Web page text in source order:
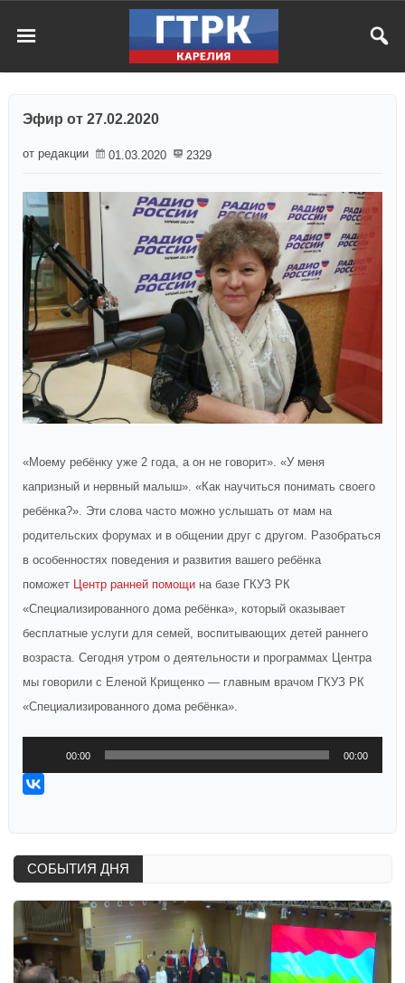
Эфир от 27.02.2020
от редакции 01.03.2020 2329
«Моему ребёнку уже 2 года, а он не говорит». «У меня
капризный и нервный малыш». «Как научиться понимать своего
ребёнка?». Эти слова часто можно услышать от мам на
родительских форумах и в общении друг с другом. Разобраться
в особенностях поведения и развития вашего ребёнка
поможет
Центр ранней помощи на базе ГКУЗ РК
«Специализированного дома ребёнка», который оказывает
бесплатные услуги для семей, воспитывающих детей раннего
возраста. Сегодня утром о деятельности и программах Центра
мы говорили с Еленой Крищенко — главным врачом ГКУЗ РК
«Специализированного дома ребёнка».
00:00 00:00
СОБЫТИЯ ДНЯ